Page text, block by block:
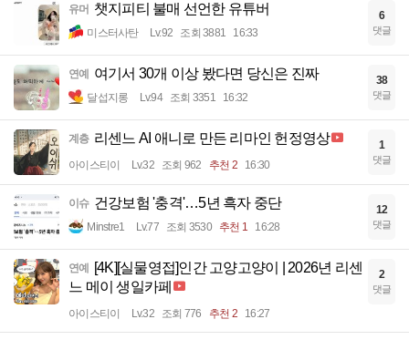
유머 챗지피티 불매 선언한 유튜버
미스터사탄 Lv.92 조회 3881 16:33
6
댓글
연예 여기서 30개 이상 봤다면 당신은 진짜
달섭지롱 Lv.94 조회 3351 16:32
38
댓글
계층 리센느 AI 애니로 만든 리마인 헌정영상
아이스티이 Lv.32 조회 962 추천 2 16:30
1
댓글
이슈 건강보험 '충격'…5년 흑자 중단
Minstre1 Lv.77 조회 3530 추천 1 16:28
12
댓글
연예 [4K][실물영접]인간 고양고양이 | 2026년 리센
느 메이 생일카페
아이스티이 Lv.32 조회 776 추천 2 16:27
2
댓글